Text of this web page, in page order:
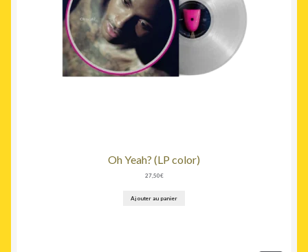
Oh Yeah? (LP color)
27,50€
Ajouter au panier